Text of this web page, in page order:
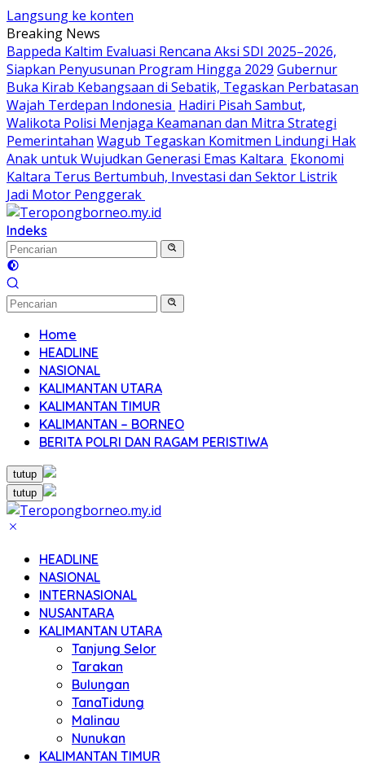
Langsung ke konten
Breaking News
Bappeda Kaltim Evaluasi Rencana Aksi SDI 2025–2026,
Siapkan Penyusunan Program Hingga 2029 Gubernur
Buka Kirab Kebangsaan di Sebatik, Tegaskan Perbatasan
Wajah Terdepan Indonesia Hadiri Pisah Sambut,
Walikota Polisi Menjaga Keamanan dan Mitra Strategi
Pemerintahan Wagub Tegaskan Komitmen Lindungi Hak
Anak untuk Wujudkan Generasi Emas Kaltara Ekonomi
Kaltara Terus Bertumbuh, Investasi dan Sektor Listrik
Jadi Motor Penggerak
Indeks
Home
HEADLINE
NASIONAL
KALIMANTAN UTARA
KALIMANTAN TIMUR
KALIMANTAN – BORNEO
BERITA POLRI DAN RAGAM PERISTIWA
tutup
tutup
HEADLINE
NASIONAL
INTERNASIONAL
NUSANTARA
KALIMANTAN UTARA
Tanjung Selor
Tarakan
Bulungan
TanaTidung
Malinau
Nunukan
KALIMANTAN TIMUR